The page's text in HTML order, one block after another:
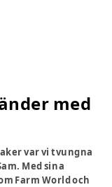
med
var vi tvungna
Med sina
Farm World och